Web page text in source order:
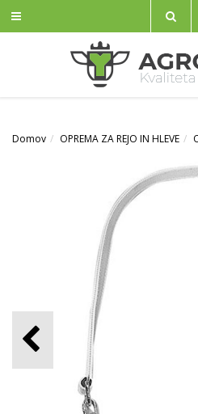
Domov OPREMA ZA REJO IN HLEVE